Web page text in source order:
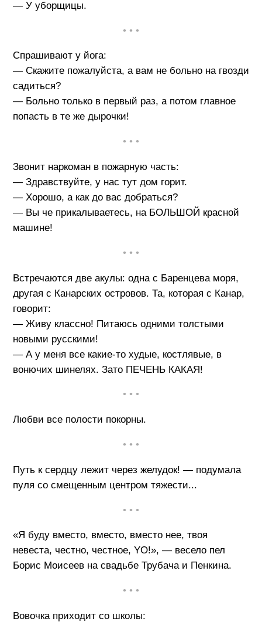
— У уборщицы.
• • •
Спрашивают у йога:
— Скажите пожалуйста, а вам не больно на гвозди
садиться?
— Больно только в первый раз, а потом главное
попасть в те же дырочки!
• • •
Звонит наркоман в пожарную часть:
— Здравствуйте, у нас тут дом горит.
— Хорошо, а как до вас добраться?
— Вы че прикалываетесь, на БОЛЬШОЙ красной
машине!
• • •
Встречаются две акулы: одна с Баренцева моря,
другая с Канарских островов. Та, которая с Канар,
говорит:
— Живу классно! Питаюсь одними толстыми
новыми русскими!
— А у меня все какие-то худые, костлявые, в
вонючих шинелях. Зато ПЕЧЕНЬ КАКАЯ!
• • •
Любви все полости покорны.
• • •
Путь к сердцу лежит через желудок! — подумала
пуля со смещенным центром тяжести...
• • •
«Я буду вместо, вместо, вместо нее, твоя
невеста, честно, честное, YO!», — весело пел
Борис Моисеев на свадьбе Трубача и Пенкина.
• • •
Вовочка приходит со школы: